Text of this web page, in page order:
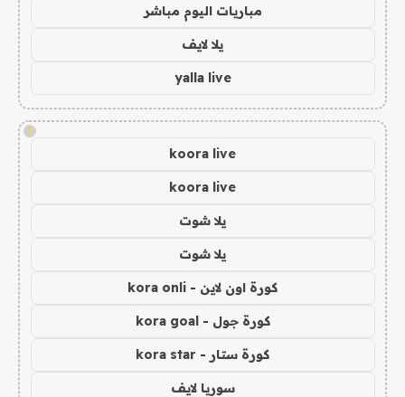
مباريات اليوم مباشر
يلا لايف
yalla live
!
koora live
koora live
يلا شوت
يلا شوت
كورة اون لاين - kora onli
كورة جول - kora goal
كورة ستار - kora star
سوريا لايف